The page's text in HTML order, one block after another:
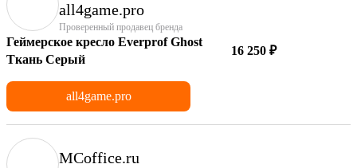
аll4game.pro
Проверенный продавец бренда
Геймерское кресло Everprof Ghost
Ткань Серый
16 250 ₽
all4game.pro
MCoffice.ru